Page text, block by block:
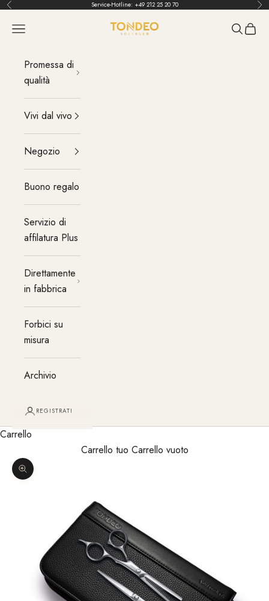
Vai al contenuto
Indietro Service-Hotline: +49 212 25 20 70
TONDEO
menu Cerca
Promessa di
qualità
Vivi dal vivo
Negozio
Buono regalo
Servizio di
affilatura Plus
Direttamente
in fabbrica
Forbici su
misura
Archivio
REGISTRATI
Carrello
Carrello tuo Carrello vuoto
Ingrandisci immagine